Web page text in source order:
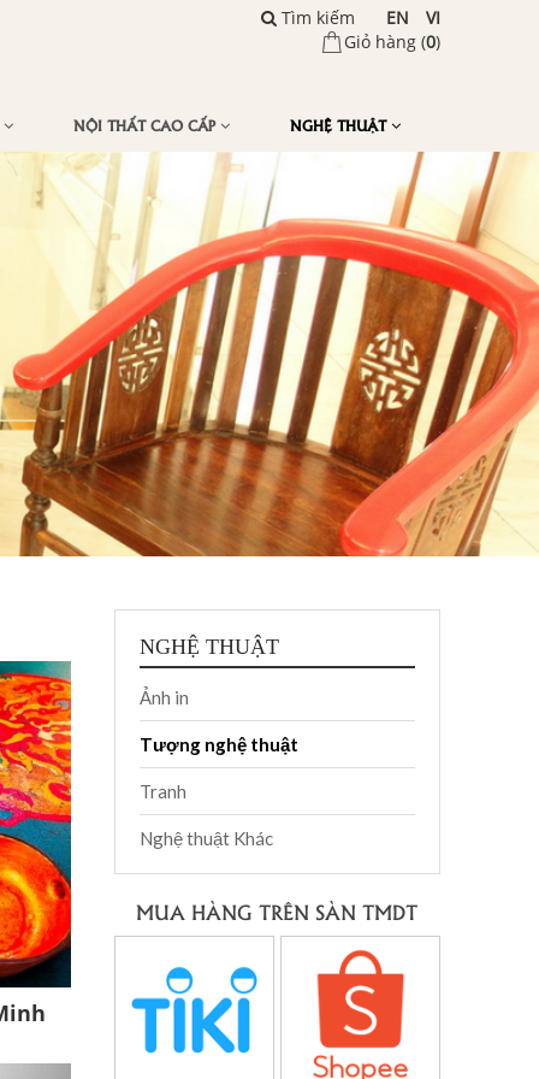
Giỏ hàng (0)
VI
EN
Tìm kiếm
NỘI THẤT CAO CẤP NGHỆ THUẬT
NGHỆ THUẬT
Ảnh in
Tượng nghệ thuật
Tranh
Nghệ thuật Khác
MUA HÀNG TRÊN SÀN TMDT